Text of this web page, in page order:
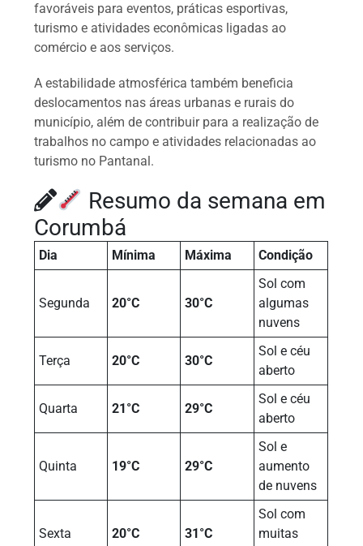
favoráveis para eventos, práticas esportivas,
turismo e atividades econômicas ligadas ao
comércio e aos serviços.
A estabilidade atmosférica também beneficia
deslocamentos nas áreas urbanas e rurais do
município, além de contribuir para a realização de
trabalhos no campo e atividades relacionadas ao
turismo no Pantanal.
Resumo da semana em
Corumbá
Dia Mínima Máxima Condição
Segunda 20°C 30°C
Sol com
algumas
nuvens
Terça 20°C 30°C
Sol e céu
aberto
Quarta 21°C 29°C
Sol e céu
aberto
Quinta 19°C 29°C
Sol e
aumento
de nuvens
Sexta 20°C 31°C
Sol com
muitas